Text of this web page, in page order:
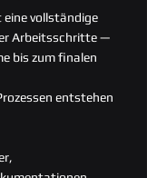
eine vollständige
Arbeitsschritte —
bis zum finalen
entstehen